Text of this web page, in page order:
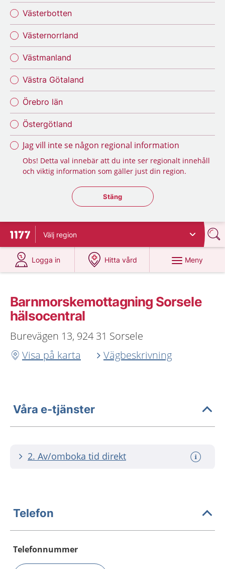
Västerbotten
Västernorrland
Västmanland
Västra Götaland
Örebro län
Östergötland
Jag vill inte se någon regional information
Obs! Detta val innebär att du inte ser regionalt innehåll
och viktig information som gäller just din region.
Stäng regionsväljaren
Stäng
Till startsidan för 1177
Välj region
Logga in
på 1177.se
Hitta vård
på 1177.se
Meny
Barnmorskemottagning Sorsele
hälsocentral
Burevägen 13, 924 31 Sorsele
Visa på karta
Vägbeskrivning
Våra e-tjänster
2. Av/omboka tid direkt
Telefon
Telefonnummer